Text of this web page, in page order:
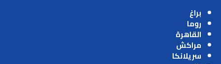
براغ
روما
القاهرة
مراكش
سريلانكا